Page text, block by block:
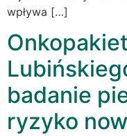
wpływa […]
badanie
ryzyko